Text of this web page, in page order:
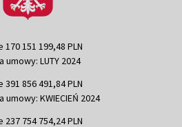
151 199,48 PLN
umowy: LUTY 2024
856 491,84 PLN
KWIECIEŃ 2024
754 754,24 PLN